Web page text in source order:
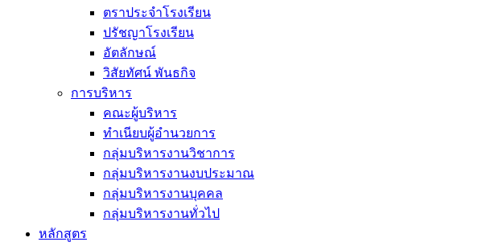
ตราประจำโรงเรียน
ปรัชญาโรงเรียน
อัตลักษณ์
วิสัยทัศน์ พันธกิจ
การบริหาร
คณะผู้บริหาร
ทำเนียบผู้อำนวยการ
กลุ่มบริหารงานวิชาการ
กลุ่มบริหารงานงบประมาณ
กลุ่มบริหารงานบุคคล
กลุ่มบริหารงานทั่วไป
หลักสูตร